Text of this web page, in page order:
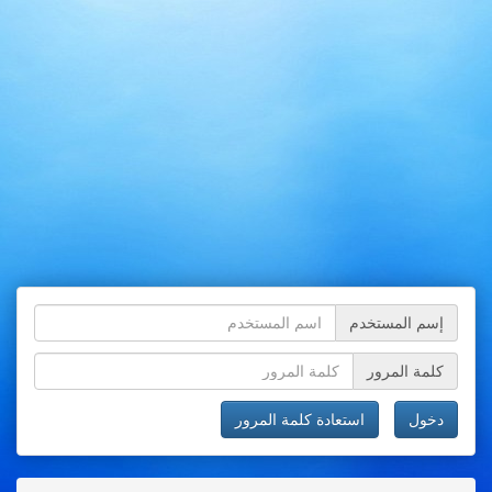
إسم المستخدم
كلمة المرور
دخول استعادة كلمة المرور